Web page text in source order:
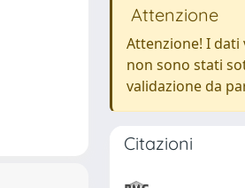
Attenzione
Attenzione! I dati
non sono stati
validazione da
Citazioni